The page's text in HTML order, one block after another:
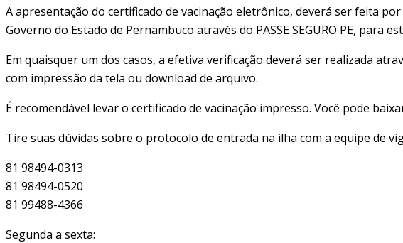
A apresentação do certificado de vacinação eletrônico, deverá ser feita por
Governo do Estado de Pernambuco através do PASSE SEGURO PE, para
Em quaisquer um dos casos, a efetiva verificação deverá ser realizada
com impressão da tela ou download de arquivo.
É recomendável levar o certificado de vacinação impresso. Você pode
Tire suas dúvidas sobre o protocolo de entrada na ilha com a equipe de
81 98494-0313
81 98494-0520
81 99488-4366
Segunda a sexta: